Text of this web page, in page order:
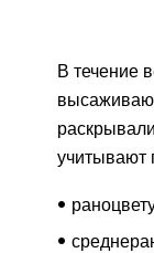
В течение
учитывают